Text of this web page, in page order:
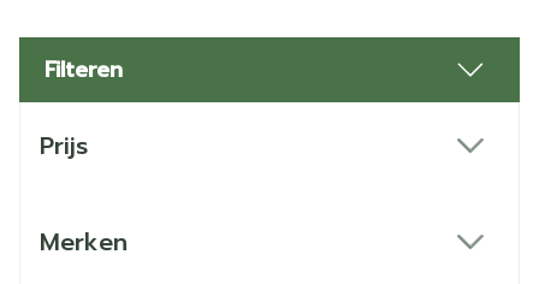
Filteren
Prijs
Merken